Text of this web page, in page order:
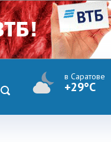
в Саратове
+29°C